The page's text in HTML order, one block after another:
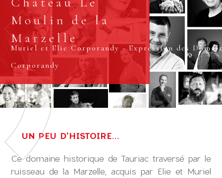
Moulin de la
Marzelle
Muriel et Elie Corporandy - Expression des
Corporandy
UN PEU D'HISTOIRE...
Ce domaine historique de Tauriac traversé par le
ruisseau de la Marzelle, acquis par Elie et Muriel